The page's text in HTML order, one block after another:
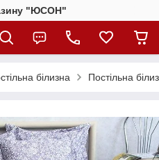
"ЮСОН"
білизна Постільна